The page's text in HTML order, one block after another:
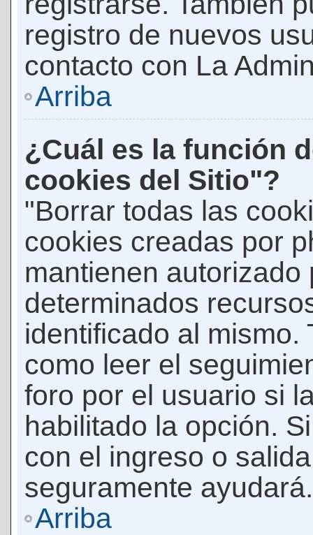
registro de nuevos
contacto con La
Arriba
¿Cuál es la función
cookies del Sitio"?
"Borrar todas las
cookies creadas por
mantienen autorizado
determinados
identificado al mismo.
como leer el
foro por el usuario si
habilitado la opción.
con el ingreso o
seguramente ayudará.
Arriba